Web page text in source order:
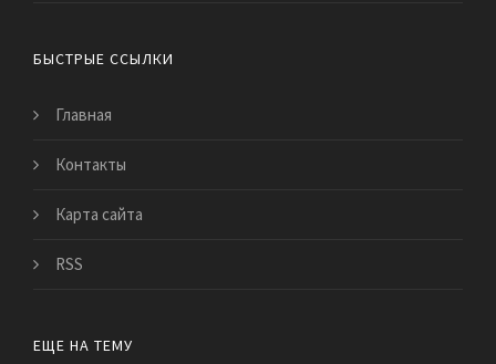
БЫСТРЫЕ ССЫЛКИ
Главная
Контакты
Карта сайта
RSS
ЕЩЕ НА ТЕМУ